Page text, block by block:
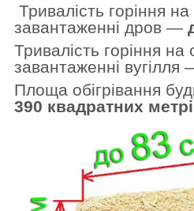
Тривалість горіння
завантаженні дров —
Тривалість горіння
завантаженні вугілля
Площа обігрівання
390 квадратних